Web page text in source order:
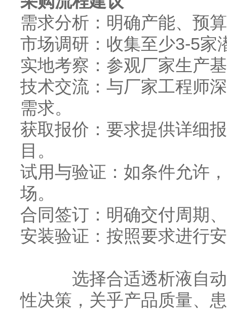
需求分析：明确产能、预
市场调研：收集至少3-5家
实地考察：参观厂家生产
技术交流：与厂家工程师
需求。
获取报价：要求提供详细
目。
试用与验证：如条件允许
场。
合同签订：明确交付周期
安装验证：按照要求进行
选择合适透析液自动
性决策，关乎产品质量、